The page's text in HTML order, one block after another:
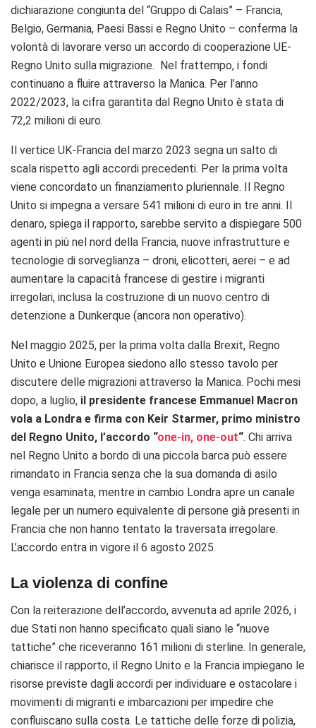
dichiarazione congiunta del “Gruppo di Calais” – Francia,
Belgio, Germania, Paesi Bassi e Regno Unito – conferma la
volontà di lavorare verso un accordo di cooperazione UE-
Regno Unito sulla migrazione. Nel frattempo, i fondi
continuano a fluire attraverso la Manica. Per l’anno
2022/2023, la cifra garantita dal Regno Unito è stata di
72,2 milioni di euro.
Il vertice UK-Francia del marzo 2023 segna un salto di
scala rispetto agli accordi precedenti. Per la prima volta
viene concordato un finanziamento pluriennale. Il Regno
Unito si impegna a versare 541 milioni di euro in tre anni. Il
denaro, spiega il rapporto, sarebbe servito a dispiegare 500
agenti in più nel nord della Francia, nuove infrastrutture e
tecnologie di sorveglianza – droni, elicotteri, aerei – e ad
aumentare la capacità francese di gestire i migranti
irregolari, inclusa la costruzione di un nuovo centro di
detenzione a Dunkerque (ancora non operativo).
Nel maggio 2025, per la prima volta dalla Brexit, Regno
Unito e Unione Europea siedono allo stesso tavolo per
discutere delle migrazioni attraverso la Manica. Pochi mesi
dopo, a luglio, il presidente francese Emmanuel Macron
vola a Londra e firma con Keir Starmer, primo ministro
del Regno Unito, l’accordo “one-in, one-out“. Chi arriva
nel Regno Unito a bordo di una piccola barca può essere
rimandato in Francia senza che la sua domanda di asilo
venga esaminata, mentre in cambio Londra apre un canale
legale per un numero equivalente di persone già presenti in
Francia che non hanno tentato la traversata irregolare.
L’accordo entra in vigore il 6 agosto 2025.
La violenza di confine
Con la reiterazione dell’accordo, avvenuta ad aprile 2026, i
due Stati non hanno specificato quali siano le “nuove
tattiche” che riceveranno 161 milioni di sterline. In generale,
chiarisce il rapporto, il Regno Unito e la Francia impiegano le
risorse previste dagli accordi per individuare e ostacolare i
movimenti di migranti e imbarcazioni per impedire che
confluiscano sulla costa. Le tattiche delle forze di polizia,